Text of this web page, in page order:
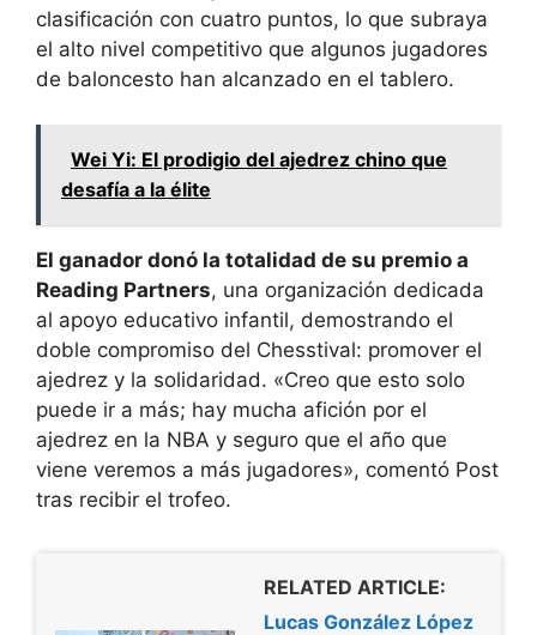
clasificación con cuatro puntos, lo que subraya
el alto nivel competitivo que algunos jugadores
de baloncesto han alcanzado en el tablero.
Wei Yi: El prodigio del ajedrez chino que
desafía a la élite
El ganador donó la totalidad de su premio a
Reading Partners, una organización dedicada
al apoyo educativo infantil, demostrando el
doble compromiso del Chesstival: promover el
ajedrez y la solidaridad. «Creo que esto solo
puede ir a más; hay mucha afición por el
ajedrez en la NBA y seguro que el año que
viene veremos a más jugadores», comentó Post
tras recibir el trofeo.
RELATED ARTICLE:
Lucas González López